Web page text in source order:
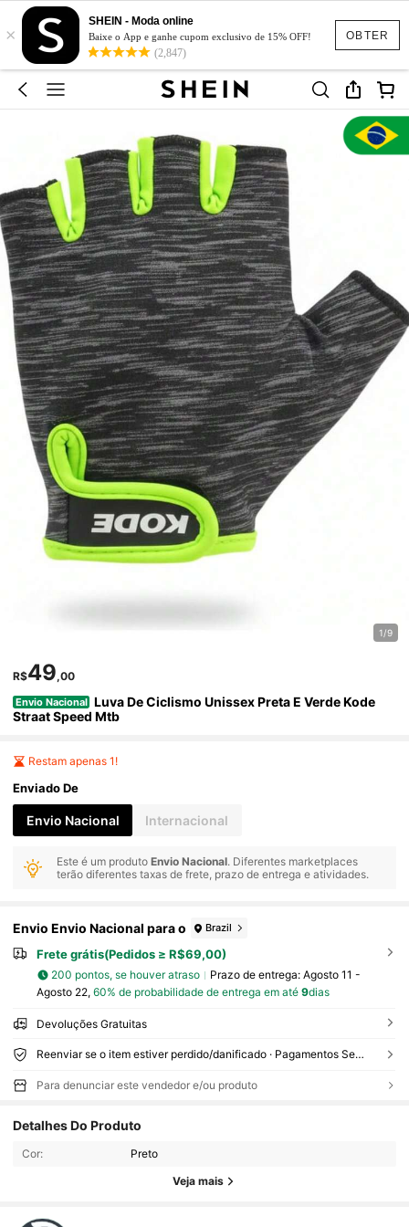
OBTER
×
SHEIN - Moda online
Baixe o App e ganhe cupom exclusivo de 15% OFF!
(2,847)
1/9
R$49,00
Envio Nacional Luva De Ciclismo Unissex Preta E Verde Kode
Straat Speed Mtb
Restam apenas 1!
Enviado De
Envio Nacional Internacional
Este é um produtoEnvio Nacional. Diferentes marketplaces
terão diferentes taxas de frete, prazo de entrega e atividades.
Envio Envio Nacional para o Brazil
Frete grátis(Pedidos ≥ R$69,00)
200 pontos, se houver atraso Prazo de entrega: Agosto 11 -
Agosto 22, 60% de probabilidade de entrega em até 9dias
Devoluções Gratuitas
Reenviar se o item estiver perdido/danificado · Pagamentos Seguros · Proteção de privacidade
Para denunciar este vendedor e/ou produto
Detalhes Do Produto
Cor: Preto
Veja mais